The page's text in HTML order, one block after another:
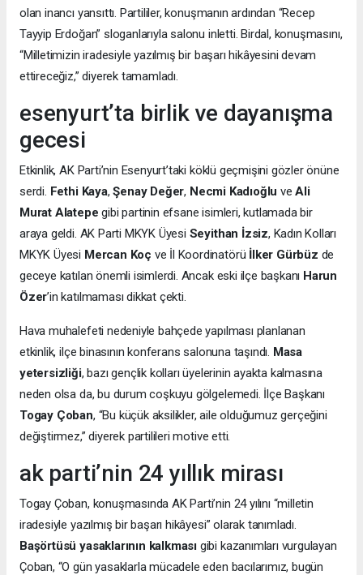
olan inancı yansıttı. Partililer, konuşmanın ardından “Recep
Tayyip Erdoğan” sloganlarıyla salonu inletti. Birdal, konuşmasını,
“Milletimizin iradesiyle yazılmış bir başarı hikâyesini devam
ettireceğiz,” diyerek tamamladı.
esenyurt’ta birlik ve dayanışma
gecesi
Etkinlik, AK Parti’nin Esenyurt’taki köklü geçmişini gözler önüne
serdi. Fethi Kaya,Şenay Değer, Necmi Kadıoğlu veAli
Murat Alatepe gibi partinin efsane isimleri, kutlamada bir
araya geldi. AK Parti MKYK Üyesi Seyithan İzsiz, Kadın Kolları
MKYK Üyesi Mercan Koç ve İl Koordinatörü İlker Gürbüz de
geceye katılan önemli isimlerdi. Ancak eski ilçe başkanı Harun
Özer’in katılmaması dikkat çekti.
Hava muhalefeti nedeniyle bahçede yapılması planlanan
etkinlik, ilçe binasının konferans salonuna taşındı. Masa
yetersizliği, bazı gençlik kolları üyelerinin ayakta kalmasına
neden olsa da, bu durum coşkuyu gölgelemedi. İlçe Başkanı
Togay Çoban, “Bu küçük aksilikler, aile olduğumuz gerçeğini
değiştirmez,” diyerek partilileri motive etti.
ak parti’nin 24 yıllık mirası
Togay Çoban, konuşmasında AK Parti’nin 24 yılını “milletin
iradesiyle yazılmış bir başarı hikâyesi” olarak tanımladı.
Başörtüsü yasaklarının kalkması gibi kazanımları vurgulayan
Çoban, “O gün yasaklarla mücadele eden bacılarımız, bugün